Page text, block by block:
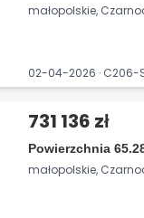
małopolskie,
02-04-2026 · C206-
731 136 zł
Powierzchnia
małopolskie,